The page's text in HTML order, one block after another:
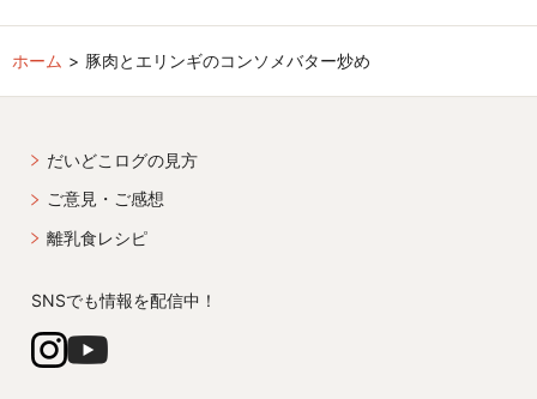
ホーム 豚肉とエリンギのコンソメバター炒め
だいどこログの見方
ご意見・ご感想
離乳食レシピ
SNSでも情報を配信中！